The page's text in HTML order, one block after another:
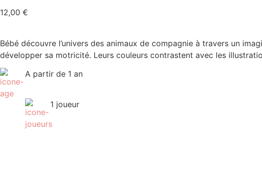
12,00 €
Bébé découvre l’univers des animaux de compagnie à travers un
développer sa motricité. Leurs couleurs contrastent avec les
A partir de 1 an
1 joueur